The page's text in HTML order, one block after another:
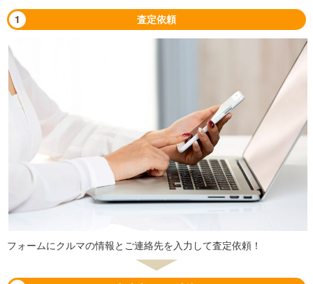
1 査定依頼
フォームにクルマの情報とご連絡先を入力して査定依頼！